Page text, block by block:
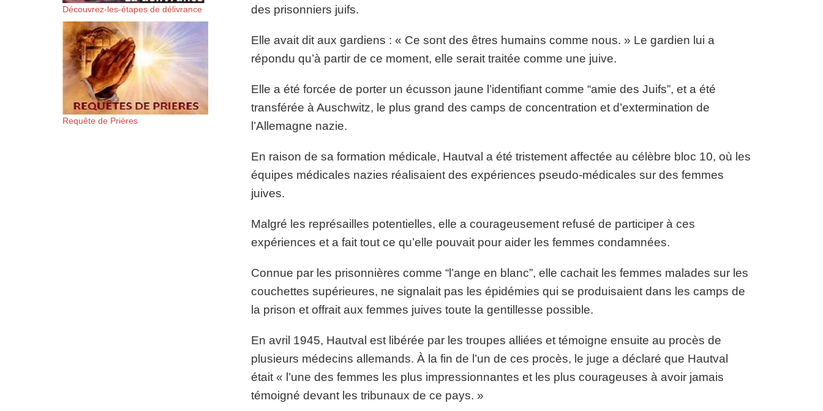
Découvrez-les-étapes de délivrance
Requête de Prières
des prisonniers juifs.
Elle avait dit aux gardiens : « Ce sont des êtres humains comme nous. » Le gardien lui a
répondu qu’à partir de ce moment, elle serait traitée comme une juive.
Elle a été forcée de porter un écusson jaune l’identifiant comme “amie des Juifs”, et a été
transférée à Auschwitz, le plus grand des camps de concentration et d’extermination de
l’Allemagne nazie.
En raison de sa formation médicale, Hautval a été tristement affectée au célèbre bloc 10, où les
équipes médicales nazies réalisaient des expériences pseudo-médicales sur des femmes
juives.
Malgré les représailles potentielles, elle a courageusement refusé de participer à ces
expériences et a fait tout ce qu’elle pouvait pour aider les femmes condamnées.
Connue par les prisonnières comme “l’ange en blanc”, elle cachait les femmes malades sur les
couchettes supérieures, ne signalait pas les épidémies qui se produisaient dans les camps de
la prison et offrait aux femmes juives toute la gentillesse possible.
En avril 1945, Hautval est libérée par les troupes alliées et témoigne ensuite au procès de
plusieurs médecins allemands. À la fin de l’un de ces procès, le juge a déclaré que Hautval
était « l’une des femmes les plus impressionnantes et les plus courageuses à avoir jamais
témoigné devant les tribunaux de ce pays. »